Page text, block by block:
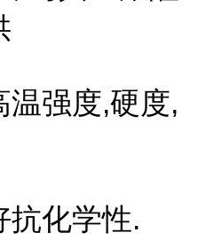
温强度,硬度,
抗化学性.